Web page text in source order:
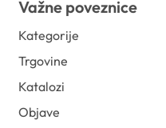
Važne poveznice
Kategorije
Trgovine
Katalozi
Objave